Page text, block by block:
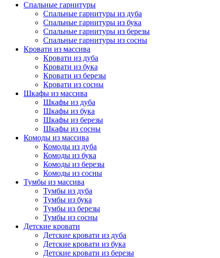
Спальные гарнитуры
Спальные гарнитуры из дуба
Спальные гарнитуры из бука
Спальные гарнитуры из березы
Спальные гарнитуры из сосны
Кровати из массива
Кровати из дуба
Кровати из бука
Кровати из березы
Кровати из сосны
Шкафы из массива
Шкафы из дуба
Шкафы из бука
Шкафы из березы
Шкафы из сосны
Комоды из массива
Комоды из дуба
Комоды из бука
Комоды из березы
Комоды из сосны
Тумбы из массива
Тумбы из дуба
Тумбы из бука
Тумбы из березы
Тумбы из сосны
Детские кровати
Детские кровати из дуба
Детские кровати из бука
Детские кровати из березы